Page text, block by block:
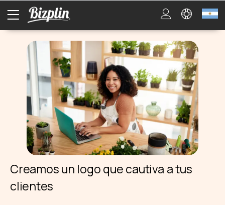
Creamos un logo que cautiva a tus
clientes